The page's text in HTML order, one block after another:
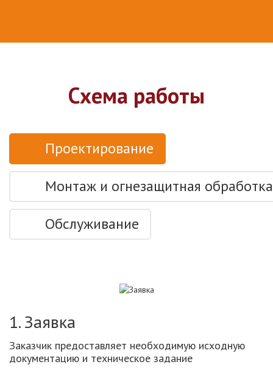
Схема работы
Проектирование
Монтаж и огнезащитная обработка
Обслуживание
1. Заявка
Заказчик предоставляет необходимую исходную
документацию и техническое задание